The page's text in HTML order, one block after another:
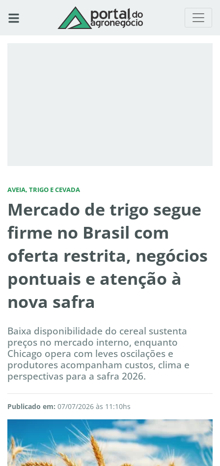
AVEIA, TRIGO E CEVADA
Mercado de trigo segue
firme no Brasil com
oferta restrita, negócios
pontuais e atenção à
nova safra
Baixa disponibilidade do cereal sustenta
preços no mercado interno, enquanto
Chicago opera com leves oscilações e
produtores acompanham custos, clima e
perspectivas para a safra 2026.
Publicado em: 07/07/2026 às 11:10hs